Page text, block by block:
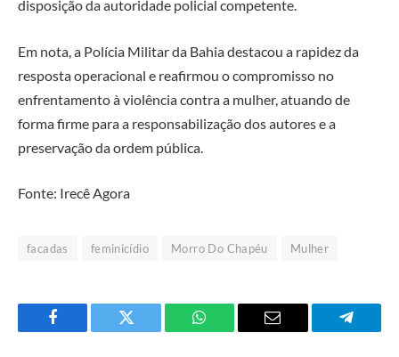
disposição da autoridade policial competente.
Em nota, a Polícia Militar da Bahia destacou a rapidez da
resposta operacional e reafirmou o compromisso no
enfrentamento à violência contra a mulher, atuando de
forma firme para a responsabilização dos autores e a
preservação da ordem pública.
Fonte: Irecê Agora
facadas feminicídio Morro Do Chapéu Mulher
Facebook Twitter
O
E-